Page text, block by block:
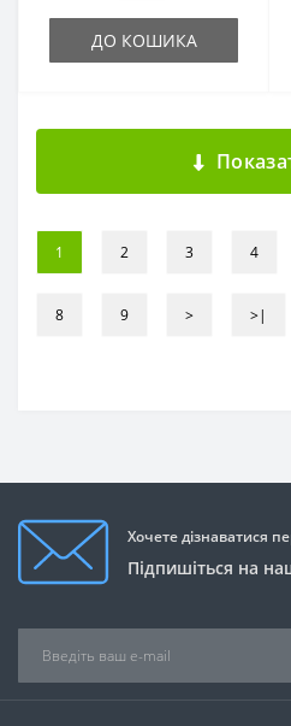
ДО КОШИКА
1 2 3 4
8 9 > >|
Хочете дізнаватися
Підпишіться на